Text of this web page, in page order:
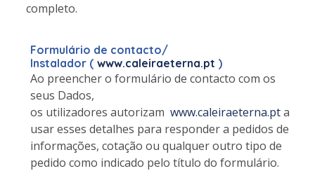
completo.
Formulário de contacto/
Instalador ( www.caleiraeterna.pt )
Ao preencher o formulário de contacto com os
seus Dados,
os utilizadores autorizam www.caleiraeterna.pta
usar esses detalhes para responder a pedidos de
informações, cotação ou qualquer outro tipo de
pedido como indicado pelo título do formulário.